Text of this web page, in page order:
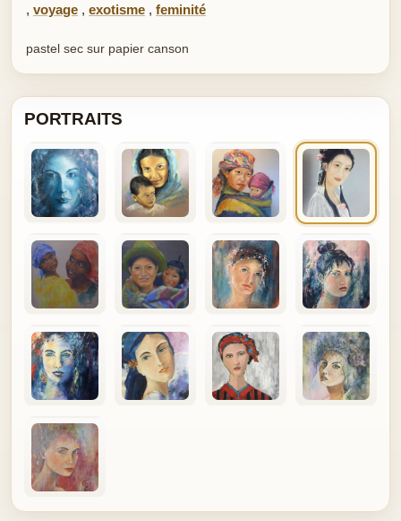
, voyage , exotisme , feminité
pastel sec sur papier canson
PORTRAITS